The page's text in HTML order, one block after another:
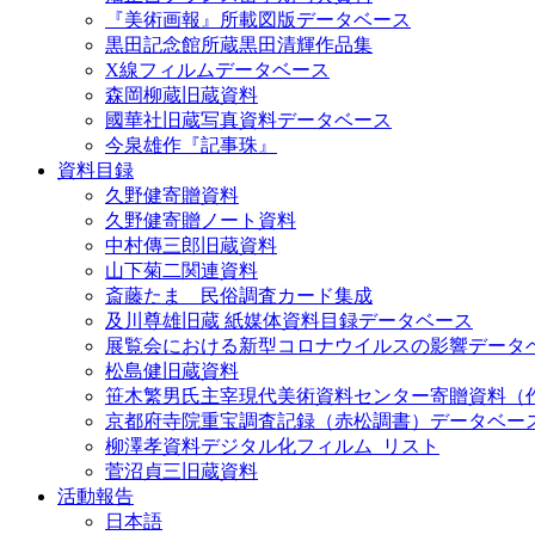
『美術画報』所載図版データベース
黒田記念館所蔵黒田清輝作品集
X線フィルムデータベース
森岡柳蔵旧蔵資料
國華社旧蔵写真資料データベース
今泉雄作『記事珠』
資料目録
久野健寄贈資料
久野健寄贈ノート資料
中村傳三郎旧蔵資料
山下菊二関連資料
斎藤たま 民俗調査カード集成
及川尊雄旧蔵 紙媒体資料目録データベース
展覧会における新型コロナウイルスの影響データ
松島健旧蔵資料
笹木繁男氏主宰現代美術資料センター寄贈資料（
京都府寺院重宝調査記録（赤松調書）データベー
柳澤孝資料デジタル化フィルム_リスト
菅沼貞三旧蔵資料
活動報告
日本語